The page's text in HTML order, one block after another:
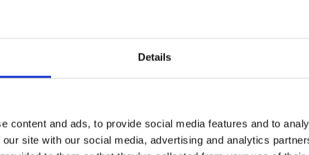
Details
content and ads, to provide social media features and to
site with our social media, advertising and analytics
Mary
Sportovní podprsenka ONLY